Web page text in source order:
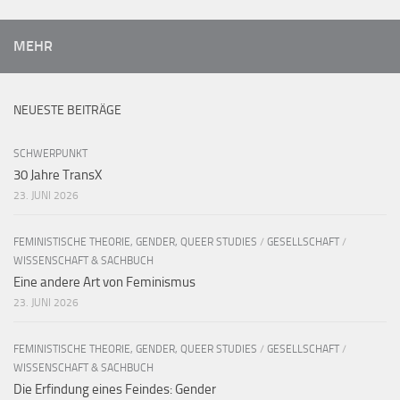
MEHR
NEUESTE BEITRÄGE
SCHWERPUNKT
30 Jahre TransX
23. JUNI 2026
FEMINISTISCHE THEORIE, GENDER, QUEER STUDIES / GESELLSCHAFT /
WISSENSCHAFT & SACHBUCH
Eine andere Art von Feminismus
23. JUNI 2026
FEMINISTISCHE THEORIE, GENDER, QUEER STUDIES / GESELLSCHAFT /
WISSENSCHAFT & SACHBUCH
Die Erfindung eines Feindes: Gender